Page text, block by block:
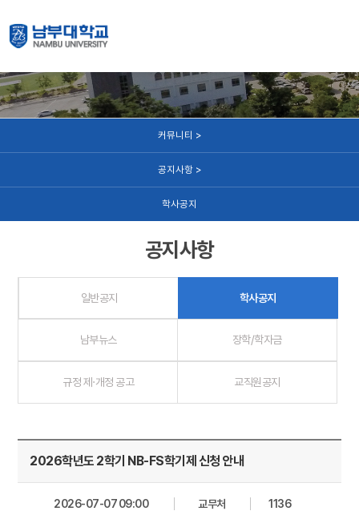
커뮤니티 >
공지사항 >
학사공지
공지사항
일반공지 학사공지
남부뉴스 장학/학자금
규정 제·개정 공고 교직원공지
2026학년도 2학기 NB-FS학기제 신청 안내
2026-07-07 09:00 교무처 1136